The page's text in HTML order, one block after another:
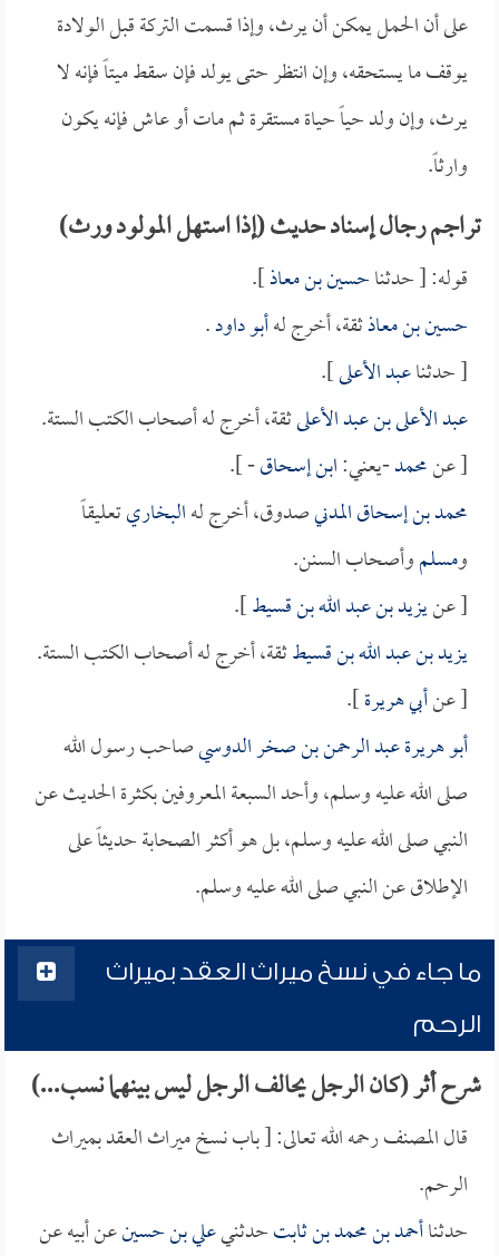
على أن الحمل يمكن أن يرث، وإذا قسمت التركة قبل الولادة
يوقف ما يستحقه، وإن انتظر حتى يولد فإن سقط ميتاً فإنه لا
يرث، وإن ولد حياً حياة مستقرة ثم مات أو عاش فإنه يكون
وارثاً.
تراجم رجال إسناد حديث (إذا استهل المولود ورث)
قوله: [ حدثناحسين بن معاذ].
حسين بن معاذثقة، أخرج لهأبو داود.
[ حدثناعبد الأعلى].
عبد الأعلى بن عبد الأعلىثقة، أخرج له أصحاب الكتب الستة.
[ عنمحمد-يعني:ابن إسحاق- ].
محمد بن إسحاق المدنيصدوق، أخرج لهالبخاريتعليقاً
ومسلموأصحاب السنن.
[ عنيزيد بن عبد الله بن قسيط].
يزيد بن عبد الله بن قسيطثقة، أخرج له أصحاب الكتب الستة.
[ عنأبي هريرة].
أبو هريرة عبد الرحمن بن صخر الدوسيصاحب رسول الله
صلى الله عليه وسلم، وأحد السبعة المعروفين بكثرة الحديث عن
النبي صلى الله عليه وسلم، بل هو أكثر الصحابة حديثاً على
الإطلاق عن النبي صلى الله عليه وسلم.
ما جاء في نسخ ميراث العقد بميراث
الرحم
شرح أثر (كان الرجل يحالف الرجل ليس بينهما نسب...)
قال المصنف رحمه الله تعالى: [ باب نسخ ميراث العقد بميراث
الرحم.
حدثناأحمد بن محمد بن ثابتحدثنيعلي بن حسينعن أبيه عن